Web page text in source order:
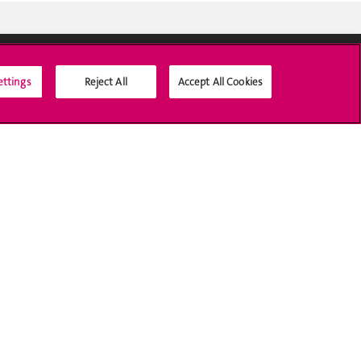
Médias sociaux UNIGE
Reject All Accept All Cookies